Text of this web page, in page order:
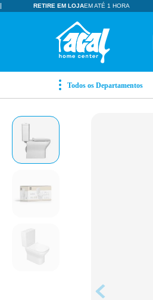
RETIRE EM LOJAEM ATÉ 1 HORA
TERMOS MAIS BUSCADOS
pisos revestimentos
2º ceramica
3º tinta
º porcelanato
5º revestimento
vaso sanitário
7º pia